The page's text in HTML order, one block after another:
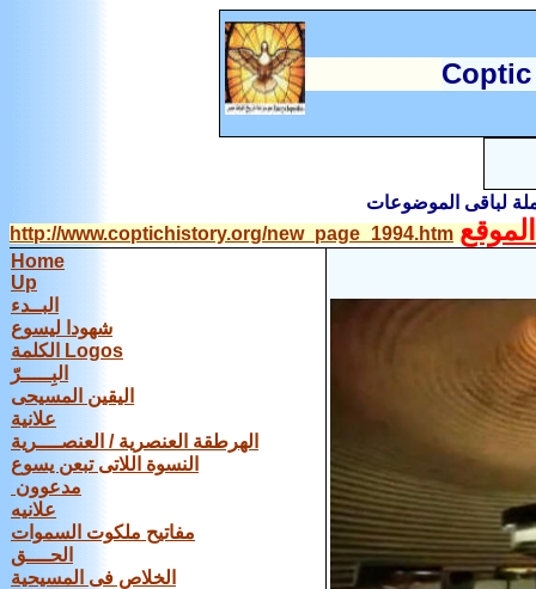
C
لباقى الموضوعات
http://www.coptichistory.org/new_page_1994.htm
Home
Up
البــدء
شهودا ليسوع
الكلمة Logos
البِـــــرّ
اليقين المسيحى
علانية
الهرطقة العنصرية / العنصــــرية
النسوة اللاتى تبعن يسوع
مدعوون
علانيه
مفاتيح ملكوت السموات
الحــــق
الخلاص فى المسيحية